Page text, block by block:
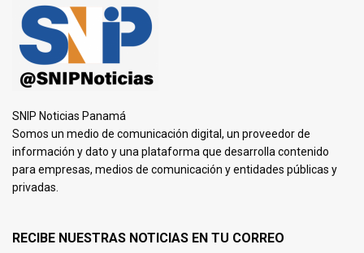
SNIP Noticias Panamá
Somos un medio de comunicación digital, un proveedor de
información y dato y una plataforma que desarrolla contenido
para empresas, medios de comunicación y entidades públicas y
privadas.
RECIBE NUESTRAS NOTICIAS EN TU CORREO